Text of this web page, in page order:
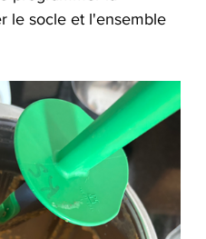
le socle et l'ensemble